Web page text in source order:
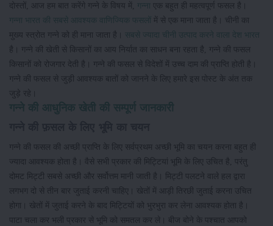
दोस्तों, आज हम बात करेंगे गन्ने के विषय में, गन्ना
एक बहुत ही महत्वपूर्ण फसल है।
गन्ना भारत की सबसे आवश्यक वाणिज्यिक फसलों में से एक माना जाता है। चीनी का
मुख्य स्त्रोत गन्ने को ही माना जाता है।
सबसे ज्यादा चीनी उत्पाद करने वाला देश भारत
है। गन्ने की खेती से किसानों का आय निर्यात का साधन बना रहता है, गन्ने की फसल
किसानों को रोजगार देती है। गन्ने की फसल से विदेशों में उच्च दाम की प्राप्ति होती है।
गन्ने की फसल से जुड़ी आवश्यक बातों को जानने के लिए हमारे इस पोस्ट के अंत तक
जुड़े रहे।
गन्ने की आधुनिक खेती की सम्पूर्ण जानकारी
गन्ने की फसल की अच्छी प्राप्ति के लिए सर्वप्रथम अच्छी भूमि का चयन करना बहुत ही
ज्यादा आवश्यक होता है। वैसे सभी प्रकार की मिट्टियां भूमि के लिए उचित है, परंतु
दोमट मिट्टी सबसे अच्छी और सर्वोत्तम मानी जाती है। मिट्टी पलटने वाले हल द्वारा
लगभग दो से तीन बार जुताई करनी चाहिए। खेतों में आड़ी तिरछी जुताई करना उचित
होगा। खेतों में जुताई करने के बाद मिट्टियों को भुरभुरा कर लेना आवश्यक होता है।
पाटा चला कर भली प्रकार से भूमि को समतल कर ले। बीज बोने के पश्चात आपको